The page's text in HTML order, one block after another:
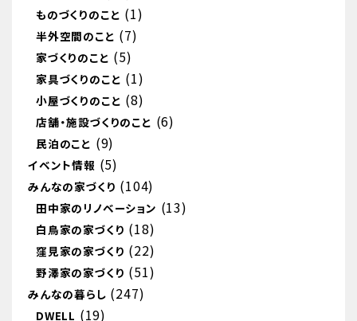
ものづくりのこと (1)
半外空間のこと (7)
家づくりのこと (5)
家具づくりのこと (1)
小屋づくりのこと (8)
店舗・施設づくりのこと (6)
民泊のこと (9)
イベント情報 (5)
みんなの家づくり (104)
田中家のリノベーション (13)
白鳥家の家づくり (18)
窪見家の家づくり (22)
野澤家の家づくり (51)
みんなの暮らし (247)
DWELL (19)